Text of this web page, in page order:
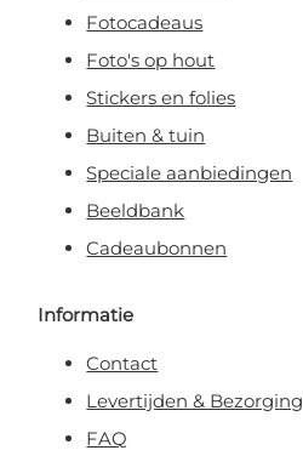
Fotocadeaus
Foto's op hout
Stickers en folies
Buiten & tuin
Speciale aanbiedingen
Beeldbank
Cadeaubonnen
Informatie
Contact
Levertijden & Bezorging
FAQ